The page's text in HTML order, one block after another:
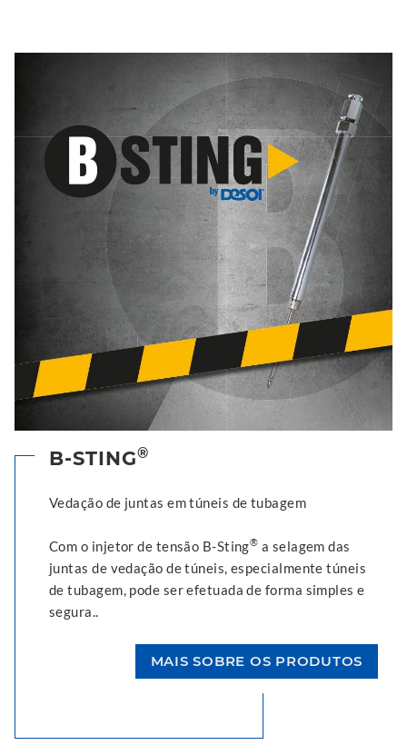
B-STING®
Vedação de juntas em túneis de tubagem
Com o injetor de tensão B-Sting® a selagem das
juntas de vedação de túneis, especialmente túneis
de tubagem, pode ser efetuada de forma simples e
segura..
MAIS SOBRE OS PRODUTOS